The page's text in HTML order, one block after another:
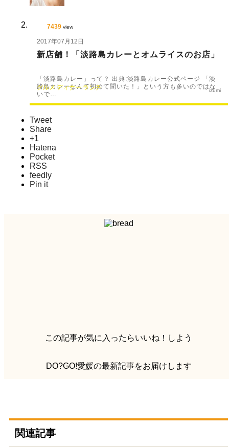
7439 view
2017年07月12日
新店舗！「淡路島カレーとオムライスのお店」
「淡路島カレー」って？ 出典:淡路島カレー公式ページ 「淡
路島カレーなんて初めて聞いた！」という方も多いのではな
いで…
グルメ ディナー ランチ izumi
Tweet
Share
+1
Hatena
Pocket
RSS
feedly
Pin it
この記事が気に入ったらいいね！しよう
DO?GO!愛媛の最新記事をお届けします
関連記事